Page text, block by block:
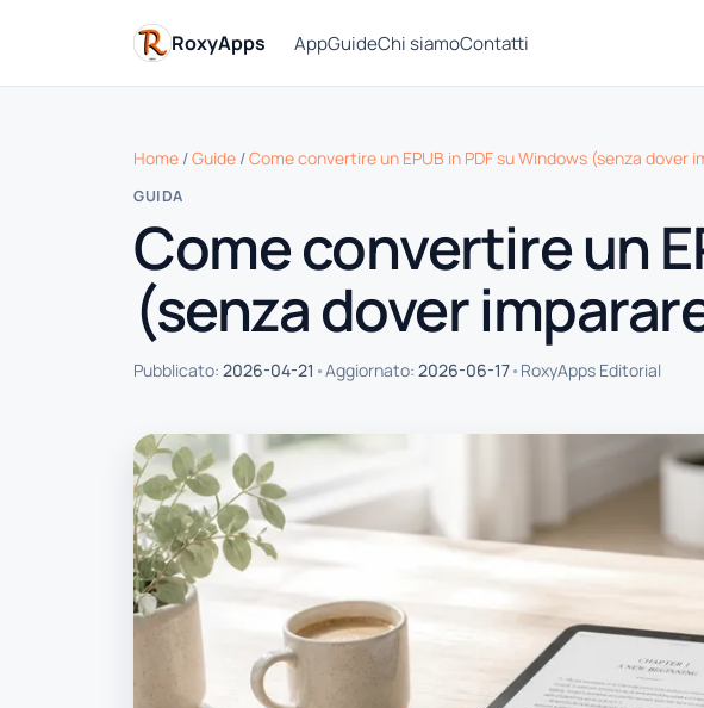
RoxyApps AppGuideChi siamoContatti
Home /Guide /Come convertire un EPUB in PDF su Windows (senza dover
GUIDA
Come convertire un
(senza dover
Pubblicato: 2026-04-21 •Aggiornato: 2026-06-17• RoxyApps Editorial